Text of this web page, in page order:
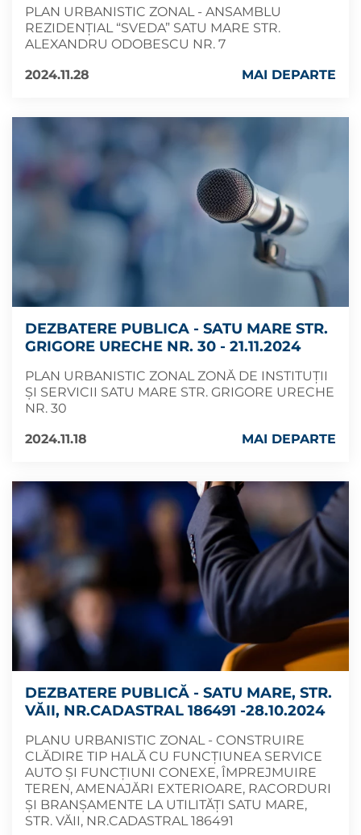
PLAN URBANISTIC ZONAL - ANSAMBLU
REZIDENȚIAL “SVEDA” SATU MARE STR.
ALEXANDRU ODOBESCU NR. 7
2024.11.28
MAI DEPARTE
DEZBATERE PUBLICA - SATU MARE STR.
GRIGORE URECHE NR. 30 - 21.11.2024
PLAN URBANISTIC ZONAL ZONĂ DE INSTITUȚII
ȘI SERVICII SATU MARE STR. GRIGORE URECHE
NR. 30
2024.11.18
MAI DEPARTE
DEZBATERE PUBLICĂ - SATU MARE, STR.
VĂII, NR.CADASTRAL 186491 -28.10.2024
PLANU URBANISTIC ZONAL - CONSTRUIRE
CLĂDIRE TIP HALĂ CU FUNCȚIUNEA SERVICE
AUTO ȘI FUNCȚIUNI CONEXE, ÎMPREJMUIRE
TEREN, AMENAJĂRI EXTERIOARE, RACORDURI
ȘI BRANȘAMENTE LA UTILITĂȚI SATU MARE,
STR. VĂII, NR.CADASTRAL 186491